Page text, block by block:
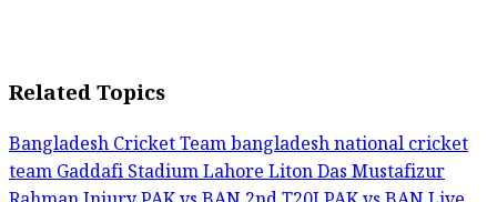
Related Topics
Bangladesh Cricket Teambangladesh national cricket
teamGaddafi Stadium LahoreLiton DasMustafizur